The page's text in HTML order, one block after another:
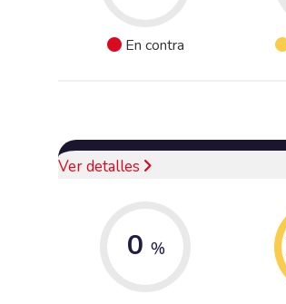
En contra
Ver detalles
0 %